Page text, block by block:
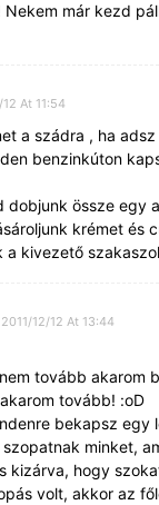
Nekem már kezd
At 11:54
a szádra , ha
benzinkúton
dobjunk össze egy
krémet és
a kivezető
2011/12/12 At 13:44
tovább akarom
tovább! :oD
bekapsz egy
minket,
kizárva, hogy
volt, akkor az